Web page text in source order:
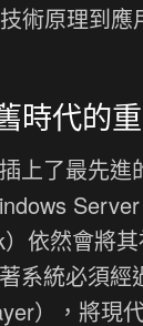
術原理到應
時代的
上了最先進
）依然會將
系統必須經
），將現